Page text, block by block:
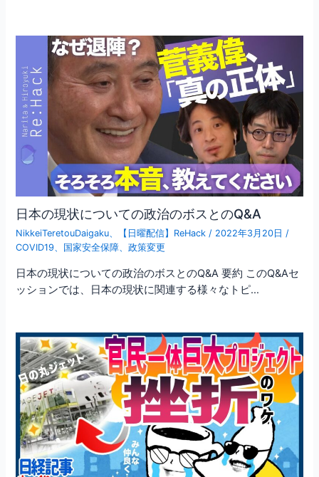
日本の現状についての政治のボスとのQ&A
NikkeiTeretouDaigaku、 【日曜配信】ReHack / 2022年3月20日 /
COVID19、 国家安全保障、政策変更
日本の現状についての政治のボスとのQ&A 要約 このQ&Aセ
ッションでは、日本の現状に関連する様々なトピ…